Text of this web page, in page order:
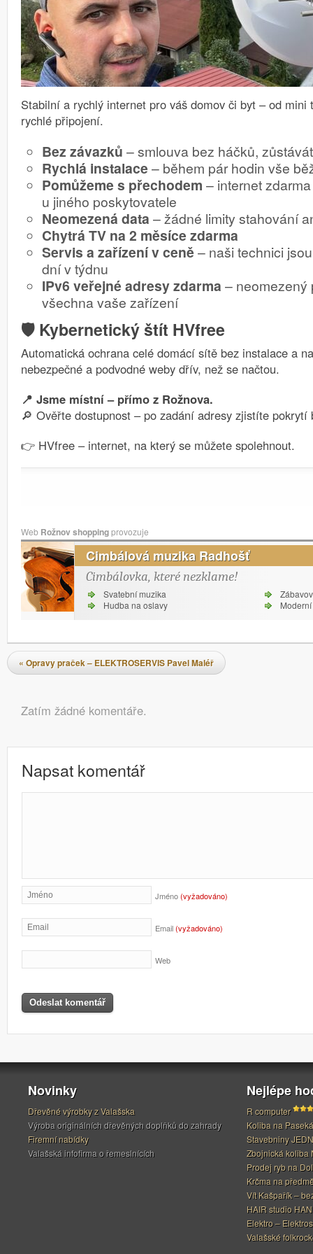
Stabilní a rychlý internet pro váš domov či byt – od mini
rychlé připojení.
Bez závazků – smlouva bez háčků,
Rychlá instalace – během pár hodin vše
Pomůžeme s přechodem – internet
u jiného poskytovatele
Neomezená data – žádné limity stahování
Chytrá TV na 2 měsíce zdarma
Servis a zařízení v ceně – naši technici
dní v týdnu
IPv6 veřejné adresy zdarma – neomezený
všechna vaše zařízení
🛡️ Kybernetický štít HVfree
Automatická ochrana celé domácí sítě bez instalace a
nebezpečné a podvodné weby dřív, než se načtou.
📍 Jsme místní – přímo z Rožnova.
🔎 Ověřte dostupnost – po zadání adresy zjistíte pokrytí
👉 HVfree – internet, na který se můžete spolehnout.
Web Rožnov shoppingprovozuje
Cimbálová muzika Radhošť
Cimbálovka, které nezklame!
Svatební muzika
Hudba na oslavy
Navigace pro příspěvky
« Opravy praček – ELEKTROSERVIS Pavel Maléř
Komentáře
Zatím žádné komentáře.
Napsat komentář
Jméno(vyžadováno)
Email(vyžadováno)
Web
Novinky
Dřevěné výrobky z Valašska
Výroba originálních dřevěných doplňků do zahrady
Firemní nabídky
Valašská infofirma o řemeslnících
Nejlépe
R computer
Koliba na
Stavebniny
Zbojnická koliba
Prodej ryb na
Krčma na
Vít Kašpařík –
HAIR studio
Elektro –
Valašské